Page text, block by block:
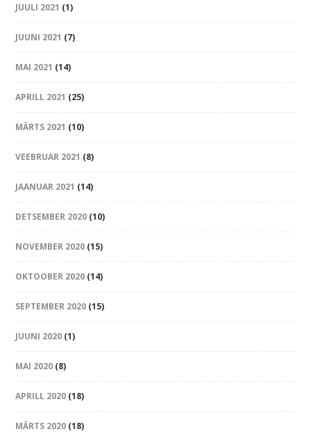
JUULI 2021 (1)
JUUNI 2021 (7)
MAI 2021 (14)
APRILL 2021 (25)
MÄRTS 2021 (10)
VEEBRUAR 2021 (8)
JAANUAR 2021 (14)
DETSEMBER 2020 (10)
NOVEMBER 2020 (15)
OKTOOBER 2020 (14)
SEPTEMBER 2020 (15)
JUUNI 2020 (1)
MAI 2020 (8)
APRILL 2020 (18)
MÄRTS 2020 (18)